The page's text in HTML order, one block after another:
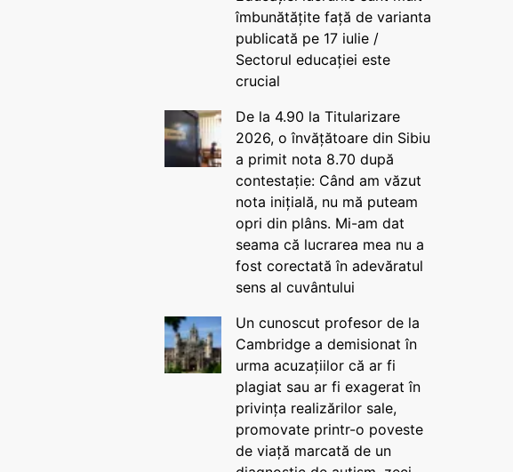
îmbunătățite față de varianta
publicată pe 17 iulie /
Sectorul educației este
crucial
De la 4.90 la Titularizare
2026, o învățătoare din Sibiu
a primit nota 8.70 după
contestație: Când am văzut
nota inițială, nu mă puteam
opri din plâns. Mi-am dat
seama că lucrarea mea nu a
fost corectată în adevăratul
sens al cuvântului
Un cunoscut profesor de la
Cambridge a demisionat în
urma acuzațiilor că ar fi
plagiat sau ar fi exagerat în
privința realizărilor sale,
promovate printr-o poveste
de viață marcată de un